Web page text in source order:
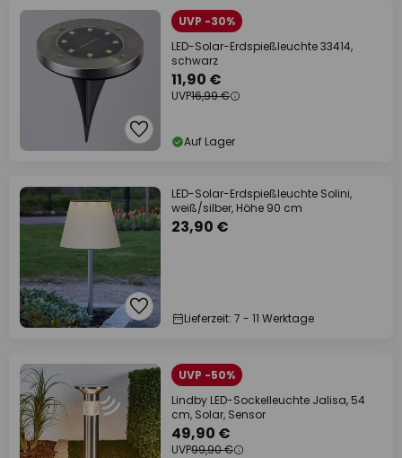
UVP -30%
LED-Solar-Erdspießleuchte 33414,
schwarz
11,90 €
UVP16,99 €
Auf Lager
LED-Solar-Erdspießleuchte Solini,
weiß/silber, Höhe 90 cm
23,90 €
Lieferzeit: 7 - 11 Werktage
UVP -50%
Lindby LED-Sockelleuchte Jalisa, 54
cm, Solar, Sensor
49,90 €
UVP99,90 €